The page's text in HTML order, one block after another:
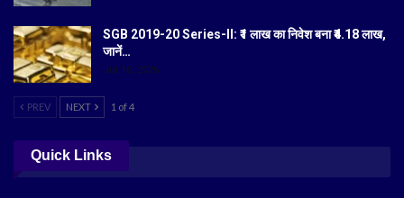
SGB 2019-20 Series-II: ₹1 लाख का निवेश बना ₹4.18 लाख,
जानें…
Jul 16, 2026
PREV NEXT 1 of 4
Quick Links